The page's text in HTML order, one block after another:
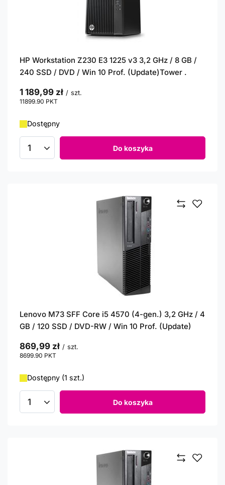
HP Workstation Z230 E3 1225 v3 3,2 GHz / 8 GB /
240 SSD / DVD / Win 10 Prof. (Update)Tower .
1 189,99 zł / szt.
11899.90 PKT
Dostępny
Ilość produktów Do koszyka
Lenovo M73 SFF Core i5 4570 (4-gen.) 3,2 GHz / 4
GB / 120 SSD / DVD-RW / Win 10 Prof. (Update)
869,99 zł / szt.
8699.90 PKT
Dostępny (1 szt.)
Ilość produktów Do koszyka